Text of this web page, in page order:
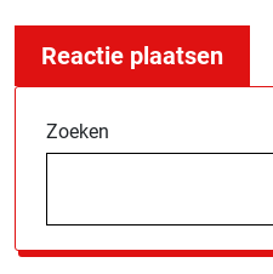
Zoeken